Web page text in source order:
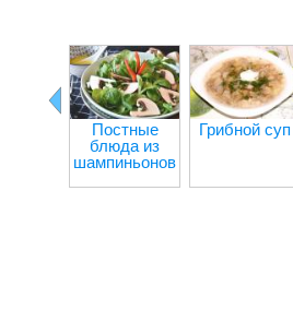
Постные
блюда из
шампиньонов
Грибной суп